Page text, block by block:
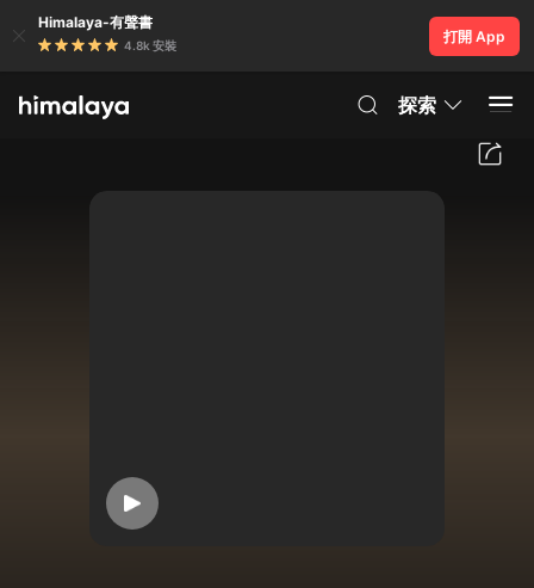
Himalaya-有聲書
4.8k 安裝
打開 App
探索